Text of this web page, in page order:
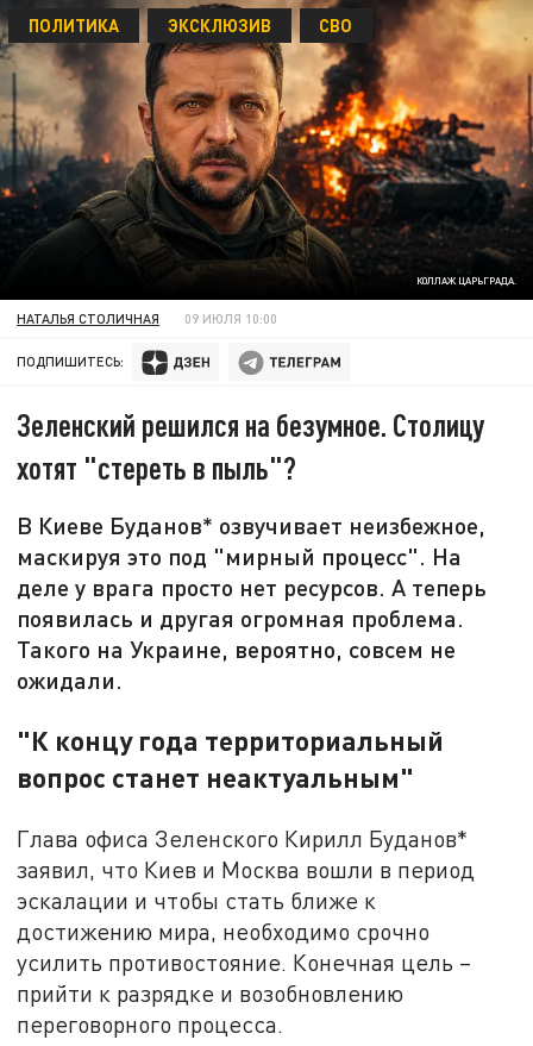
КОЛЛАЖ ЦАРЬГРАДА.
ПОЛИТИКА ЭКСКЛЮЗИВ СВО
НАТАЛЬЯ СТОЛИЧНАЯ 09 ИЮЛЯ 10:00
ПОДПИШИТЕСЬ:
Зеленский решился на безумное. Столицу
хотят "стереть в пыль"?
В Киеве Буданов* озвучивает неизбежное,
маскируя это под "мирный процесс". На
деле у врага просто нет ресурсов. А теперь
появилась и другая огромная проблема.
Такого на Украине, вероятно, совсем не
ожидали.
"К концу года территориальный
вопрос станет неактуальным"
Глава офиса Зеленского Кирилл Буданов*
заявил, что Киев и Москва вошли в период
эскалации и чтобы стать ближе к
достижению мира, необходимо срочно
усилить противостояние. Конечная цель –
прийти к разрядке и возобновлению
переговорного процесса.